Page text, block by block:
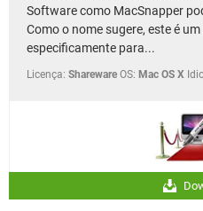
Software como MacSnapper
Como o nome sugere, este é
especificamente para...
Licença: Shareware OS: Mac OS X